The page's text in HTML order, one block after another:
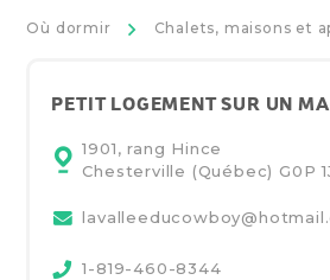
Où dormir >
Chalets, maisons et
PETIT LOGEMENT SUR UN
1901, rang Hince
Chesterville (Québec) G0P
1-819-460-8344